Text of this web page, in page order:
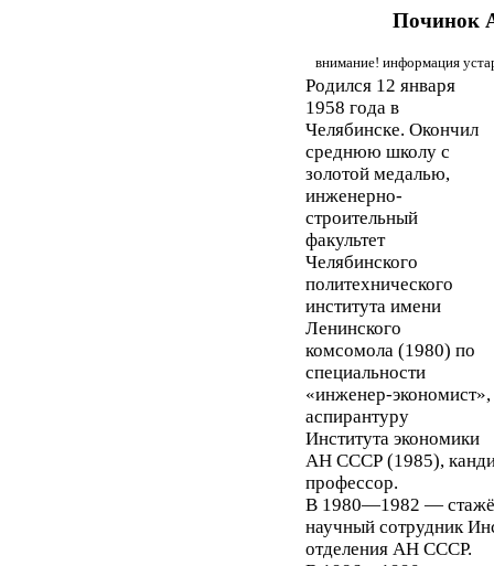
Починок
внимание! информация
Родился 12 января
1958 года в
Челябинске. Окончил
среднюю школу с
золотой медалью,
инженерно-
строительный
факультет
Челябинского
политехнического
института имени
Ленинского
комсомола (1980) по
специальности
«инженер-экономист»,
аспирантуру
Института экономики
АН СССР (1985),
профессор.
В 1980—1982 —
научный сотрудник
отделения АН СССР.